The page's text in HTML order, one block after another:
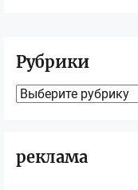
Рубрики
Рубрики
реклама